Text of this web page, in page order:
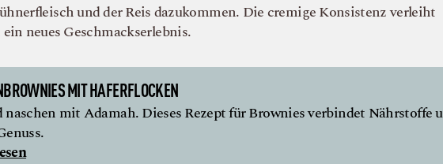
und der Reis dazukommen. Die cremige Konsistenz verleiht
neues Geschmackserlebnis.
MIT HAFERFLOCKEN
naschen mit Adamah. Dieses Rezept für Brownies verbindet Nährstoffe